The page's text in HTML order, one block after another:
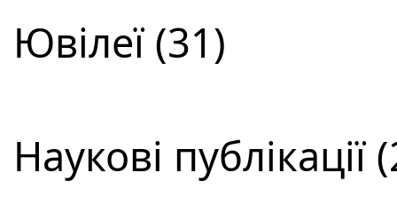
Ювілеї (31)
Наукові публікації